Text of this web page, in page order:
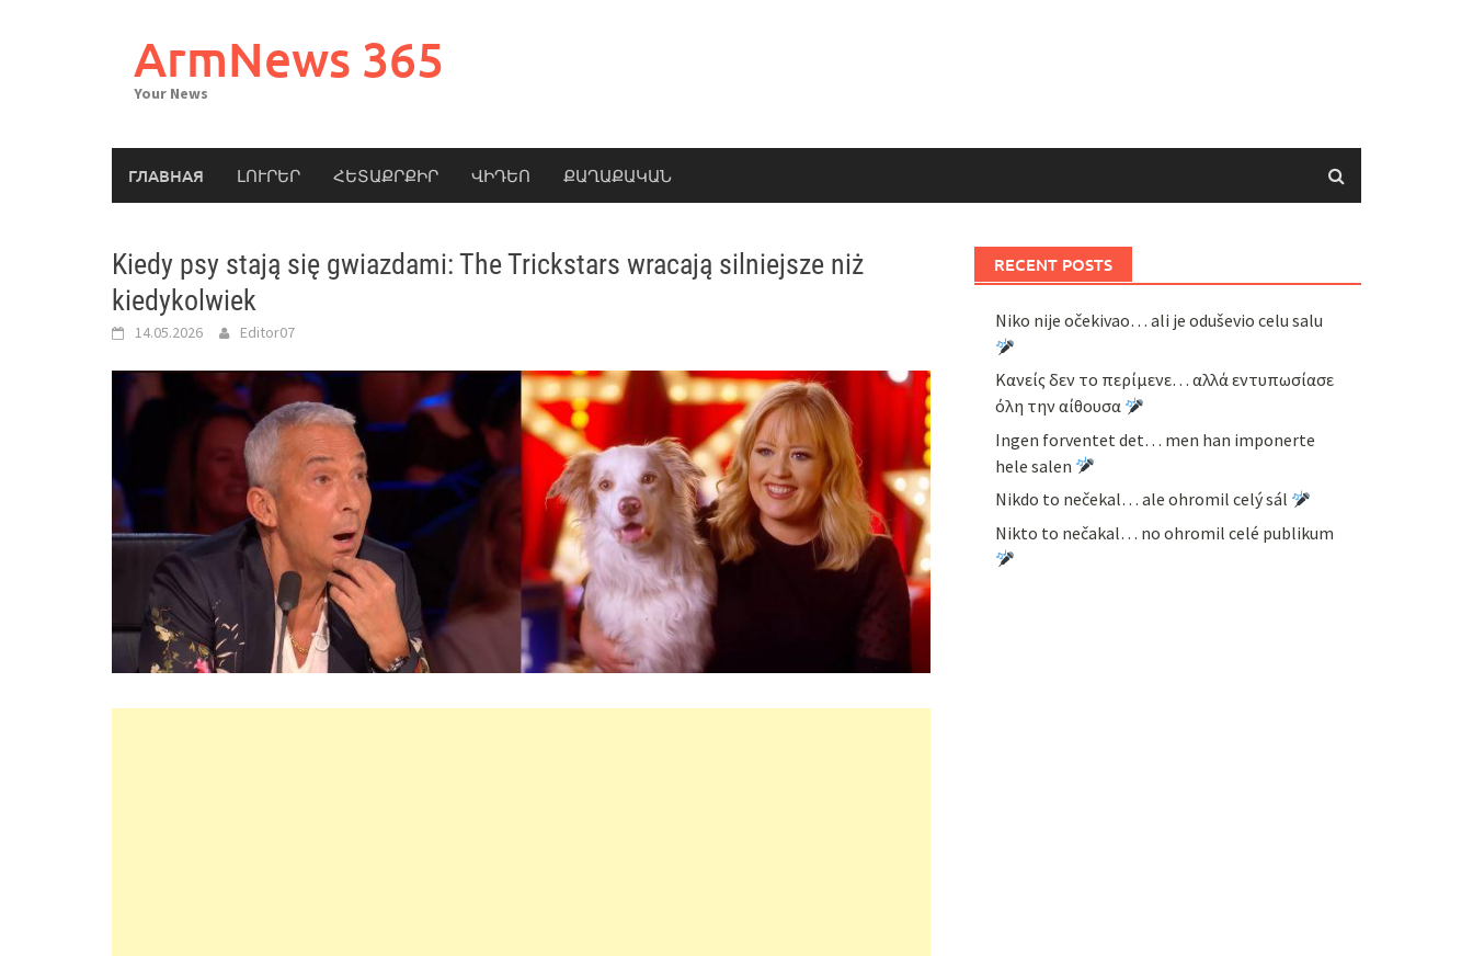
ArmNews 365
Your News
ГЛАВНАЯ ԼՈՒՐԵՐ ՀԵՏԱՔՐՔԻՐ ՎԻԴԵՈ ՔԱՂԱՔԱԿԱՆ
Kiedy psy stają się gwiazdami: The Trickstars wracają silniejsze niż
kiedykolwiek
14.05.2026 Editor07
RECENT POSTS
Niko nije očekivao… ali je oduševio celu salu
Κανείς δεν το περίμενε… αλλά εντυπωσίασε
όλη την αίθουσα
Ingen forventet det… men han imponerte
hele salen
Nikdo to nečekal… ale ohromil celý sál
Nikto to nečakal… no ohromil celé publikum